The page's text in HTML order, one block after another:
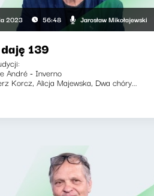
2023 56:48 Jarosław Mikołajewski
139
André - Inverno
Korcz, Alicja Majewska, Dwa chóry...